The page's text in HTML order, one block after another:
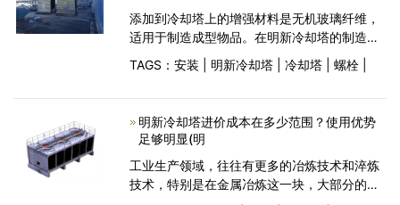
添加到冷却塔上的增强材料是无机玻璃纤维，
适用于制造成型物品。在明新冷却塔的制造过
程中，通常采用手糊成型工艺，以固化剂、合
成树脂等为基体，玻璃纤维及其织物为增强材
TAGS： 安装 明新冷却塔| 冷却塔| 螺栓|
明新冷却塔进价成本在多少范围？使用优势
足够明显(明
工业生产领域，往往有更多的冶炼技术和淬炼
技术，特别是在金属冶炼这一块，大部分的工